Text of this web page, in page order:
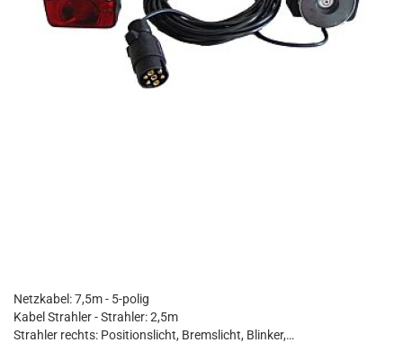
Netzkabel: 7,5m - 5-polig
Kabel Strahler - Strahler: 2,5m
Strahler rechts: Positionslicht, Bremslicht, Blinker,